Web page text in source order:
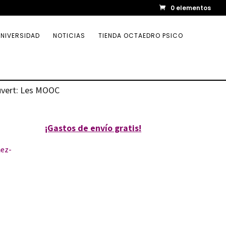
0 elementos
NOTICIAS TIENDA OCTAEDRO PSICO
Les MOOC
¡Gastos de envío gratis!